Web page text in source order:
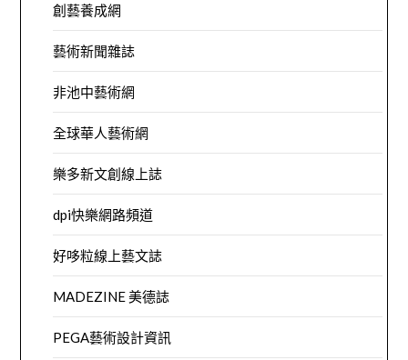
創藝養成網
藝術新聞雜誌
非池中藝術網
全球華人藝術網
樂多新文創線上誌
dpi快樂網路頻道
好哆粒線上藝文誌
MADEZINE 美德誌
PEGA藝術設計資訊